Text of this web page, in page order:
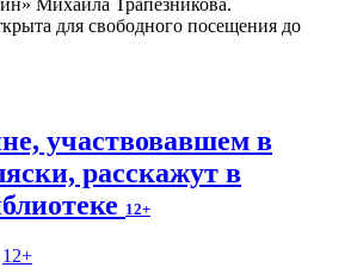
для свободного посещения до
участвовавшем в
расскажут в
12+
12+